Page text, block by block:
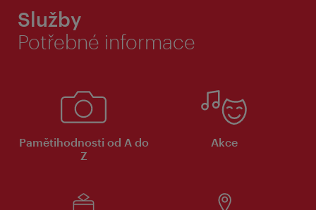
Služby
Potřebné informace
Pamětihodnosti od A do
Z
Akce